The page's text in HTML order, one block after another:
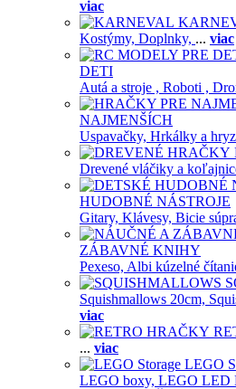
viac
Kostýmy, Doplnky, ... viac
DETI
Autá a stroje , Roboti ,
NAJMENŠÍCH
Uspavačky, Hrkálky a
Drevené vláčiky a
HUDOBNÉ NÁSTROJE
Gitary, Klávesy, Bicie
ZÁBAVNÉ KNIHY
Pexeso, Albi kúzelné
Squishmallows 20cm,
viac
... viac
LEGO
LEGO boxy, LEGO LED